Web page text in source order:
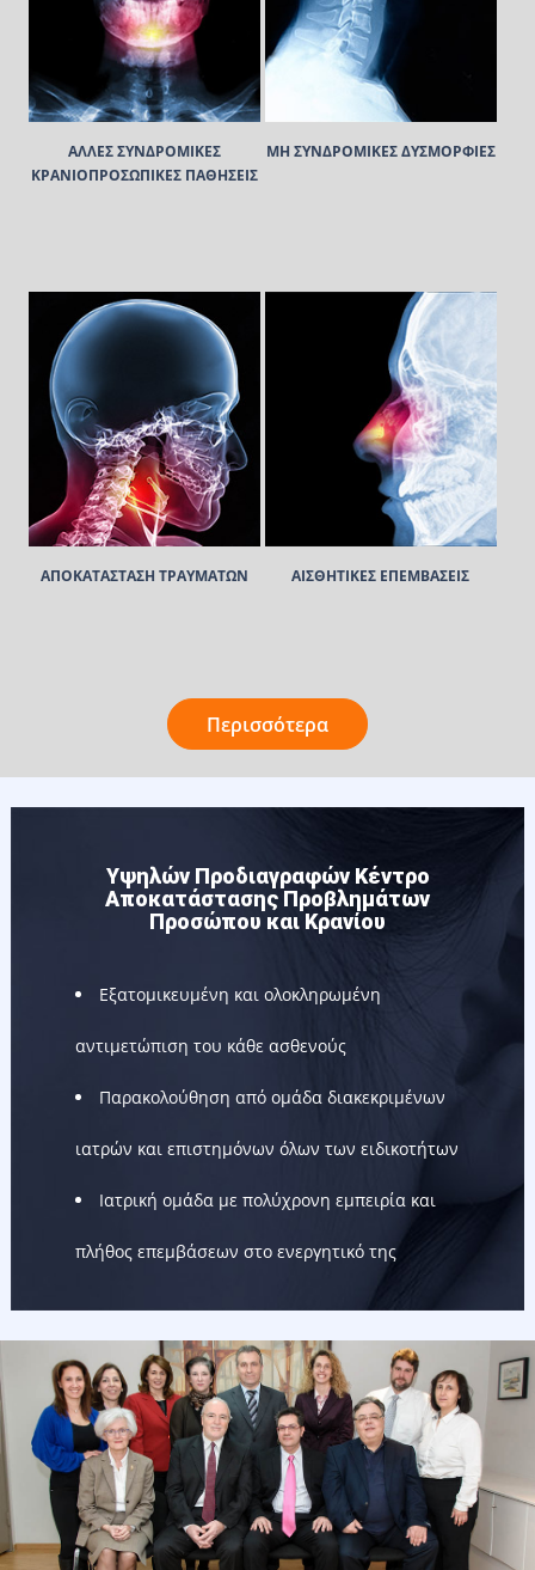
ΑΛΛΕΣ ΣΥΝΔΡΟΜΙΚΕΣ
ΚΡΑΝΙΟΠΡΟΣΩΠΙΚΕΣ ΠΑΘΗΣΕΙΣ
ΜΗ ΣΥΝΔΡΟΜΙΚΕΣ ΔΥΣΜΟΡΦΙΕΣ
ΑΠΟΚΑΤΑΣΤΑΣΗ ΤΡΑΥΜΑΤΩΝ ΑΙΣΘΗΤΙΚΕΣ ΕΠΕΜΒΑΣΕΙΣ
Περισσότερα
Υψηλών Προδιαγραφών Κέντρο
Αποκατάστασης Προβλημάτων
Προσώπου και Κρανίου
Εξατομικευμένη και ολοκληρωμένη
αντιμετώπιση του κάθε ασθενούς
Παρακολούθηση από ομάδα διακεκριμένων
ιατρών και επιστημόνων όλων των ειδικοτήτων
Ιατρική ομάδα με πολύχρονη εμπειρία και
πλήθος επεμβάσεων στο ενεργητικό της